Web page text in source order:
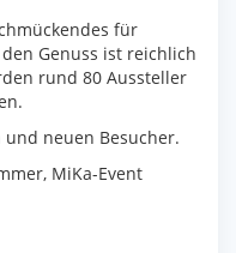
für
Genuss ist reichlich
rund 80 Aussteller
neuen Besucher.
MiKa-Event